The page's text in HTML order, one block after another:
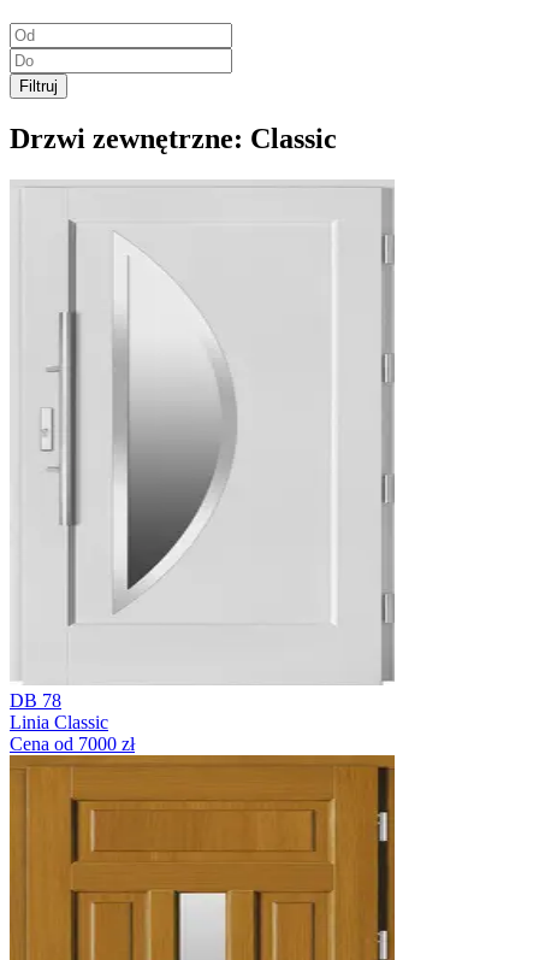
Filtruj
Drzwi zewnętrzne: Classic
DB 78
Linia Classic
Cena od 7000 zł